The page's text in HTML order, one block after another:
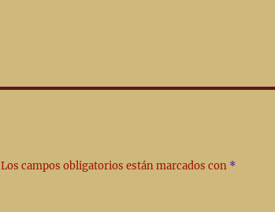
Los campos obligatorios están marcados con *